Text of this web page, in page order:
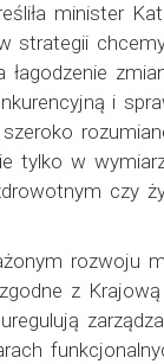
minister
w strategii
i
tylko w
czy
rozwoju
z